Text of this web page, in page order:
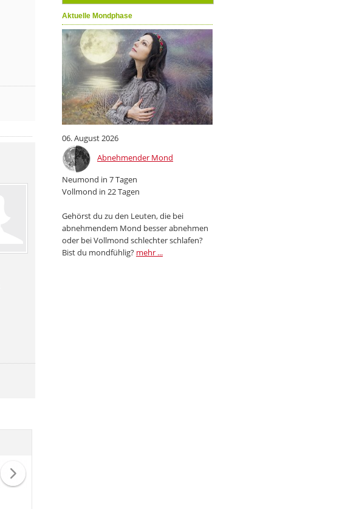
Aktuelle Mondphase
06. August 2026
Abnehmender Mond
Neumond in 7 Tagen
Vollmond in 22 Tagen
Gehörst du zu den Leuten, die bei
abnehmendem Mond besser abnehmen
oder bei Vollmond schlechter schlafen?
Bist du mondfühlig? mehr ...